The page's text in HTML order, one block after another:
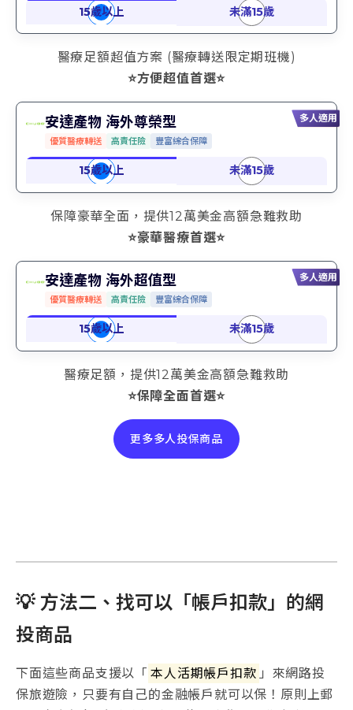
醫療足額超值方案 (醫療轉送限定期班機)
⭐方便超值首選⭐
多人適用
安達產物 海外尊榮型
優質醫療轉送 高責任險 豐富綜合保障
保障豪華全面，提供12萬美金高額急難救助
⭐豪華醫療首選⭐
多人適用
安達產物 海外超值型
優質醫療轉送 高責任險 豐富綜合保障
醫療足額，提供12萬美金高額急難救助
⭐保障全面首選⭐
更多多人投保商品
💡 方法二、找可以「帳戶扣款」的網
投商品
下面這些商品支援以「 本人活期帳戶扣款 」來網路投
保旅遊險，只要有自己的金融帳戶就可以保！原則上郵